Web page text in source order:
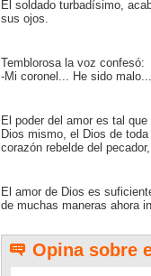
El soldado turbadísimo,
sus ojos.
Temblorosa la voz confesó:
-Mi coronel... He sido
El poder del amor es tal
Dios mismo, el Dios de
corazón rebelde del
El amor de Dios es
de muchas maneras ahora
Opina sobre